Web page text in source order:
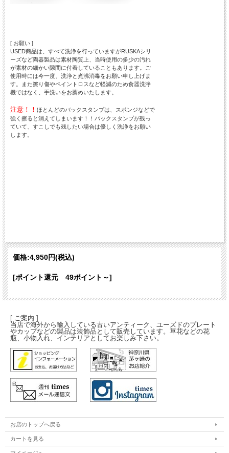
[ お願い ]
USED商品は、すべて洗浄を行っていますがRUSKAシリ
ーズなど陶器製品は素材陶質上、当時使用の多少の汚れ
が素材の細かい隙間に付着していることもあります。ご
使用時には今一度、洗浄と煮沸消毒をお願い申し上げま
す。また擦り傷やペイントロスなど軽減のため食器洗浄
機ではなく、手洗いをお薦めいたします。
注意！！ ほとんどのバックスタンプは、スポンジなどで
強く擦ると消えてしまいます！！バックスタンプが残っ
ていて、すこしでも残したい場合は優しく洗浄をお願い
します。
価格:4,950円(税込)
[ポイント還元 49ポイント～]
[ ご案内 ]
当店で海外から輸入している古いアンティーク、ユーズドのプレート
やカップなどの製品は装飾品として販売しています。草花などの花
瓶、小物入れ、インテリアとしてお楽しみ下さい。
お店のトップへ戻る
カートを見る